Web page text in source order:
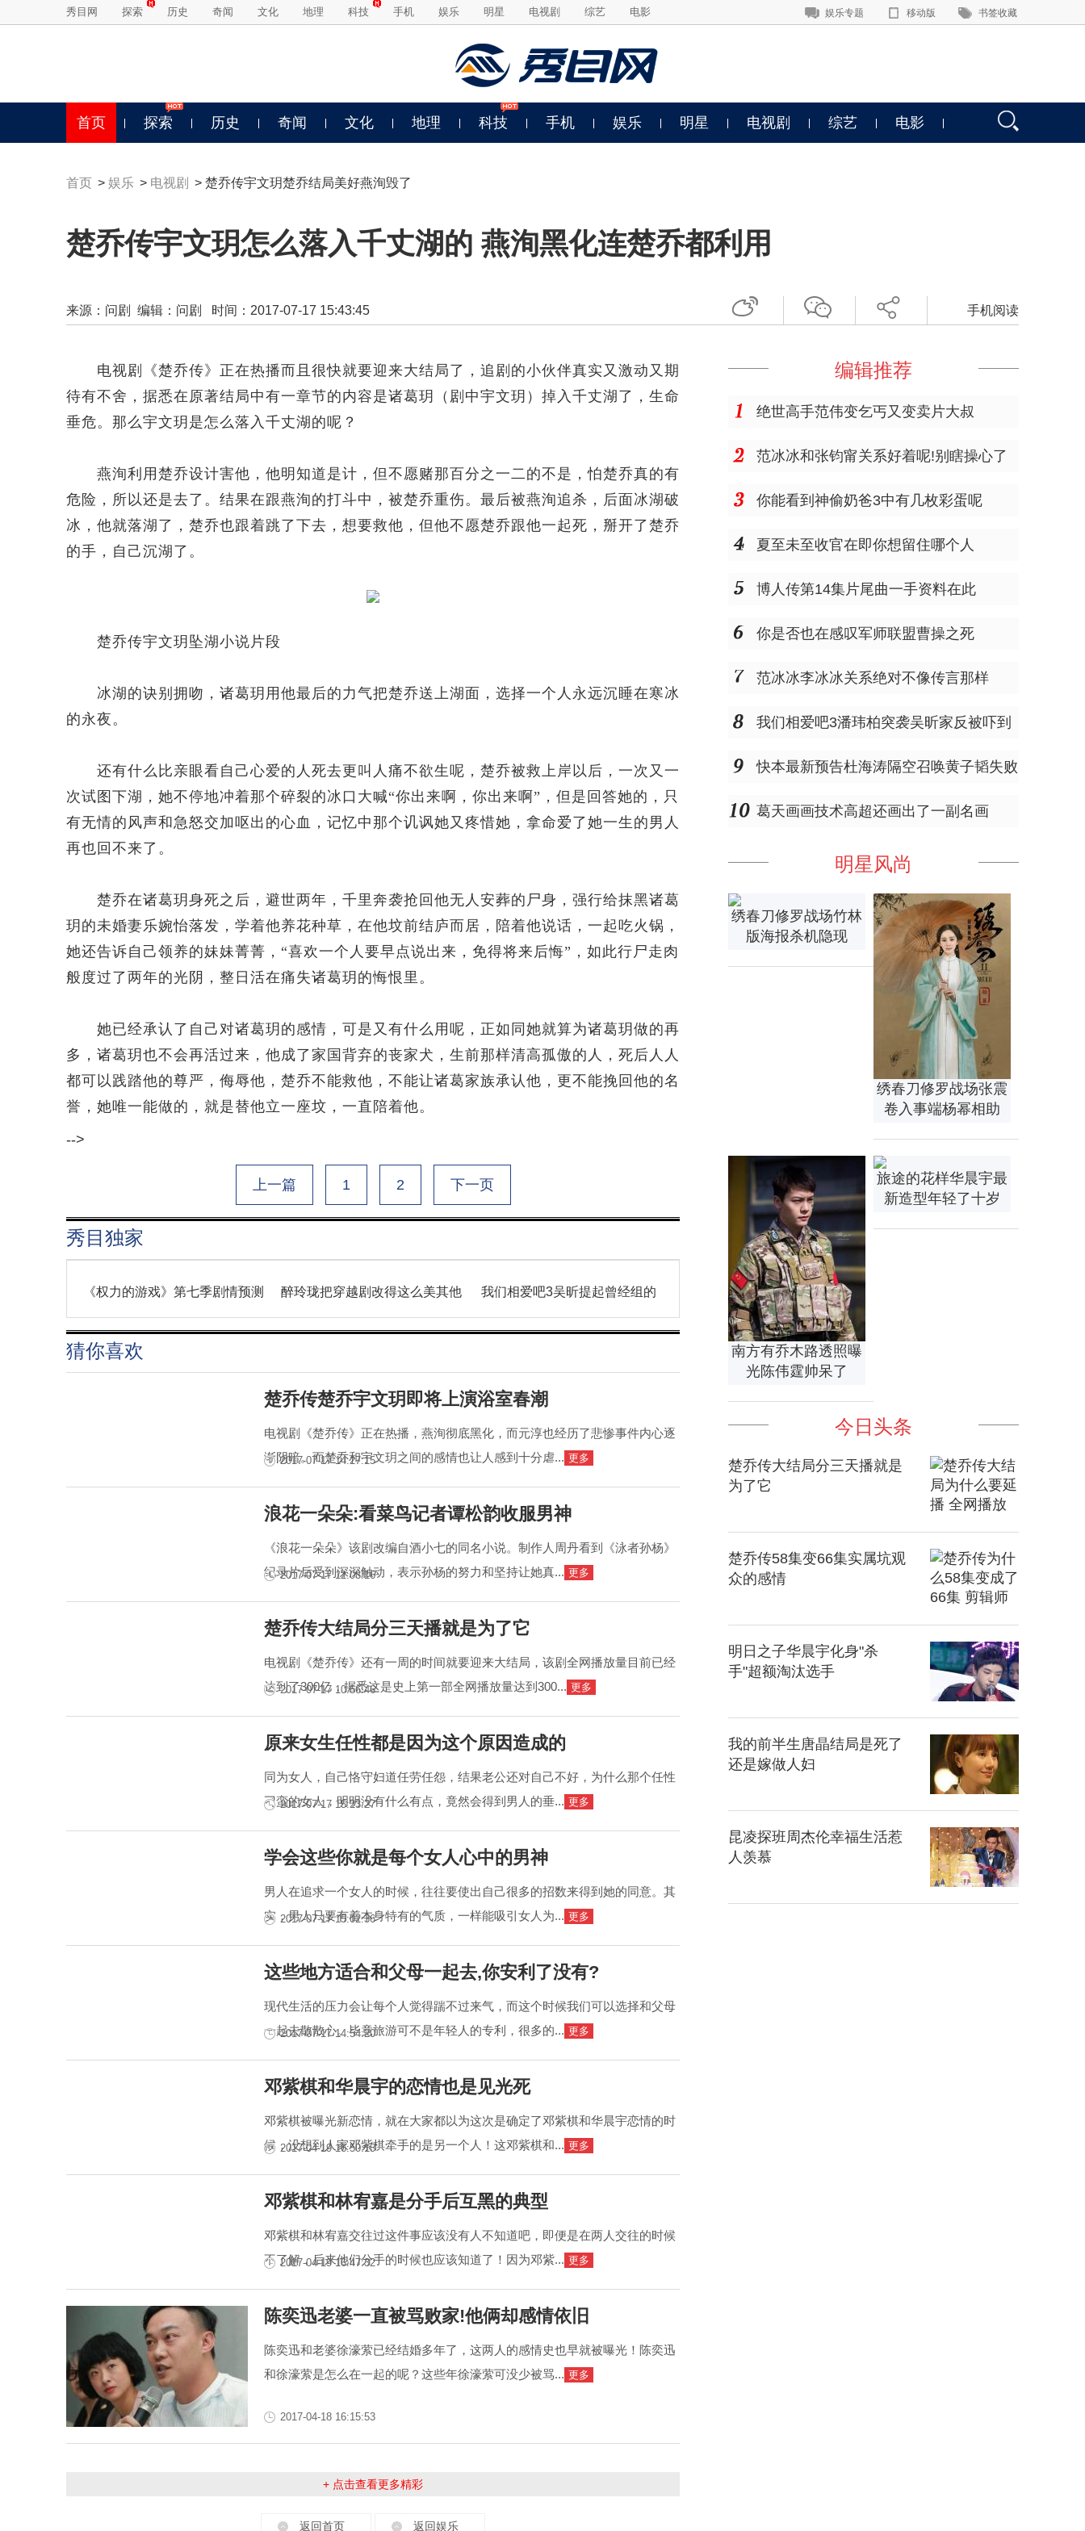
秀目网 探索 历史 奇闻 文化 地理 科技 手机 娱乐 明星 电视剧 综艺 电影 娱乐专题 移动版 书签收藏
首页 探索 历史 奇闻 文化 地理 科技 手机 娱乐 明星 电视剧 综艺 电影
首页 > 娱乐 > 电视剧 > 楚乔传宇文玥楚乔结局美好燕洵毁了
楚乔传宇文玥怎么落入千丈湖的 燕洵黑化连楚乔都利用
来源： 问剧 编辑：问剧 时间：2017-07-17 15:43:45 手机阅读
电视剧《楚乔传》正在热播而且很快就要迎来大结局了，追剧的小伙伴真实又激动又期
待有不舍，据悉在原著结局中有一章节的内容是诸葛玥（剧中宇文玥）掉入千丈湖了，生命
垂危。那么宇文玥是怎么落入千丈湖的呢？
燕洵利用楚乔设计害他，他明知道是计，但不愿赌那百分之一二的不是，怕楚乔真的有
危险，所以还是去了。结果在跟燕洵的打斗中，被楚乔重伤。最后被燕洵追杀，后面冰湖破
冰，他就落湖了，楚乔也跟着跳了下去，想要救他，但他不愿楚乔跟他一起死，掰开了楚乔
的手，自己沉湖了。
楚乔传宇文玥坠湖小说片段
冰湖的诀别拥吻，诸葛玥用他最后的力气把楚乔送上湖面，选择一个人永远沉睡在寒冰
的永夜。
还有什么比亲眼看自己心爱的人死去更叫人痛不欲生呢，楚乔被救上岸以后，一次又一
次试图下湖，她不停地冲着那个碎裂的冰口大喊“你出来啊，你出来啊”，但是回答她的，只
有无情的风声和急怒交加呕出的心血，记忆中那个讥讽她又疼惜她，拿命爱了她一生的男人
再也回不来了。
楚乔在诸葛玥身死之后，避世两年，千里奔袭抢回他无人安葬的尸身，强行给抹黑诸葛
玥的未婚妻乐婉怡落发，学着他养花种草，在他坟前结庐而居，陪着他说话，一起吃火锅，
她还告诉自己领养的妹妹菁菁，“喜欢一个人要早点说出来，免得将来后悔”，如此行尸走肉
般度过了两年的光阴，整日活在痛失诸葛玥的悔恨里。
她已经承认了自己对诸葛玥的感情，可是又有什么用呢，正如同她就算为诸葛玥做的再
多，诸葛玥也不会再活过来，他成了家国背弃的丧家犬，生前那样清高孤傲的人，死后人人
都可以践踏他的尊严，侮辱他，楚乔不能救他，不能让诸葛家族承认他，更不能挽回他的名
誉，她唯一能做的，就是替他立一座坟，一直陪着他。
-->
上一篇 1 2 下一页
秀目独家
《权力的游戏》第七季剧情预测 醉玲珑把穿越剧改得这么美其他 我们相爱吧3吴昕提起曾经组的
猜你喜欢
楚乔传楚乔宇文玥即将上演浴室春潮
电视剧《楚乔传》正在热播，燕洵彻底黑化，而元淳也经历了悲惨事件内心逐
渐阴暗。而楚乔和宇文玥之间的感情也让人感到十分虐... 更多
2017-07-17 14:27:15
浪花一朵朵:看菜鸟记者谭松韵收服男神
《浪花一朵朵》该剧改编自酒小七的同名小说。制作人周丹看到《泳者孙杨》
纪录片后受到深深触动，表示孙杨的努力和坚持让她真... 更多
2017-07-17 12:03:16
楚乔传大结局分三天播就是为了它
电视剧《楚乔传》还有一周的时间就要迎来大结局，该剧全网播放量目前已经
达到了300亿，据悉这是史上第一部全网播放量达到300... 更多
2017-07-17 10:56:46
原来女生任性都是因为这个原因造成的
同为女人，自己恪守妇道任劳任怨，结果老公还对自己不好，为什么那个任性
刁蛮的女人，明明没有什么有点，竟然会得到男人的垂... 更多
2017-07-17 15:23:27
学会这些你就是每个女人心中的男神
男人在追求一个女人的时候，往往要使出自己很多的招数来得到她的同意。其
实，男人只要有着本身特有的气质，一样能吸引女人为... 更多
2017-07-17 15:02:36
这些地方适合和父母一起去,你安利了没有?
现代生活的压力会让每个人觉得踹不过来气，而这个时候我们可以选择和父母
一起去散散心。毕竟旅游可不是年轻人的专利，很多的... 更多
2017-07-17 14:54:20
邓紫棋和华晨宇的恋情也是见光死
邓紫棋被曝光新恋情，就在大家都以为这次是确定了邓紫棋和华晨宇恋情的时
候，没想到人家邓紫棋牵手的是另一个人！这邓紫棋和... 更多
2017-04-19 16:50:15
邓紫棋和林宥嘉是分手后互黑的典型
邓紫棋和林宥嘉交往过这件事应该没有人不知道吧，即便是在两人交往的时候
不了解，后来他们分手的时候也应该知道了！因为邓紫... 更多
2017-04-19 16:47:32
陈奕迅老婆一直被骂败家!他俩却感情依旧
陈奕迅和老婆徐濠萦已经结婚多年了，这两人的感情史也早就被曝光！陈奕迅
和徐濠萦是怎么在一起的呢？这些年徐濠萦可没少被骂... 更多
2017-04-18 16:15:53
+ 点击查看更多精彩
返回首页 返回娱乐
编辑推荐
绝世高手范伟变乞丐又变卖片大叔
范冰冰和张钧甯关系好着呢!别瞎操心了
你能看到神偷奶爸3中有几枚彩蛋呢
夏至未至收官在即你想留住哪个人
博人传第14集片尾曲一手资料在此
你是否也在感叹军师联盟曹操之死
范冰冰李冰冰关系绝对不像传言那样
我们相爱吧3潘玮柏突袭吴昕家反被吓到
快本最新预告杜海涛隔空召唤黄子韬失败
葛天画画技术高超还画出了一副名画
明星风尚
绣春刀修罗战场竹林
版海报杀机隐现
绣春刀修罗战场张震
卷入事端杨幂相助
南方有乔木路透照曝
光陈伟霆帅呆了
旅途的花样华晨宇最
新造型年轻了十岁
今日头条
楚乔传大结局分三天播就是
为了它
楚乔传58集变66集实属坑观
众的感情
明日之子华晨宇化身"杀
手"超额淘汰选手
我的前半生唐晶结局是死了
还是嫁做人妇
昆凌探班周杰伦幸福生活惹
人羡慕